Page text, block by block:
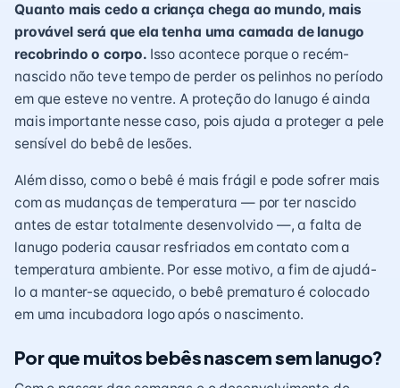
Quanto mais cedo a criança chega ao mundo, mais
provável será que ela tenha uma camada de lanugo
recobrindo o corpo. Isso acontece porque o recém-
nascido não teve tempo de perder os pelinhos no período
em que esteve no ventre. A proteção do lanugo é ainda
mais importante nesse caso, pois ajuda a proteger a pele
sensível do bebê de lesões.
Além disso, como o bebê é mais frágil e pode sofrer mais
com as mudanças de temperatura — por ter nascido
antes de estar totalmente desenvolvido —, a falta de
lanugo poderia causar resfriados em contato com a
temperatura ambiente. Por esse motivo, a fim de ajudá-
lo a manter-se aquecido, o bebê prematuro é colocado
em uma incubadora logo após o nascimento.
Por que muitos bebês nascem sem lanugo?